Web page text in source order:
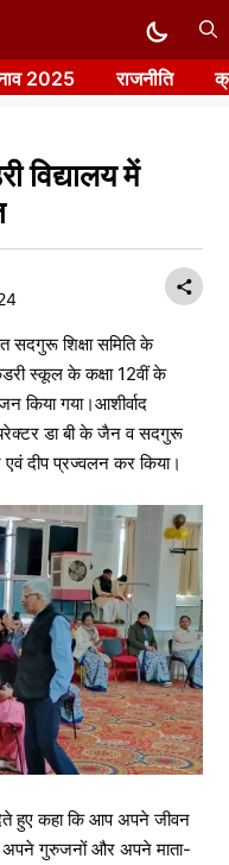
2025 राजनीति
विद्यालय में
शिक्षा समिति के
स्कूल के कक्षा 12वीं के
किया गया।आशीर्वाद
डा बी के जैन व सदगुरू
एवं दीप प्रज्वलन कर किया।
हुए कहा कि आप अपने जीवन
अपने गुरुजनों और अपने माता-